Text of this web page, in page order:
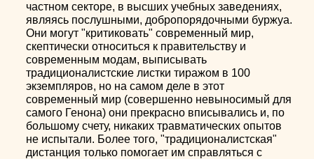
частном секторе, в высших учебных заведениях,
являясь послушными, добропорядочными буржуа.
Они могут "критиковать" современный мир,
скептически относиться к правительству и
современным модам, выписывать
традиционалистские листки тиражом в 100
экземпляров, но на самом деле в этот
современный мир (совершенно невыносимый для
самого Генона) они прекрасно вписывались и, по
большому счету, никаких травматических опытов
не испытали. Более того, "традиционалистская"
дистанция только помогает им справляться с